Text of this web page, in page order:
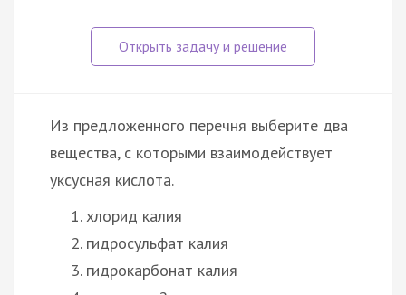
Из предложенного перечня выберите два
вещества, с которыми взаимодействует
уксусная кислота.
хлорид калия
гидросульфат калия
гидрокарбонат калия